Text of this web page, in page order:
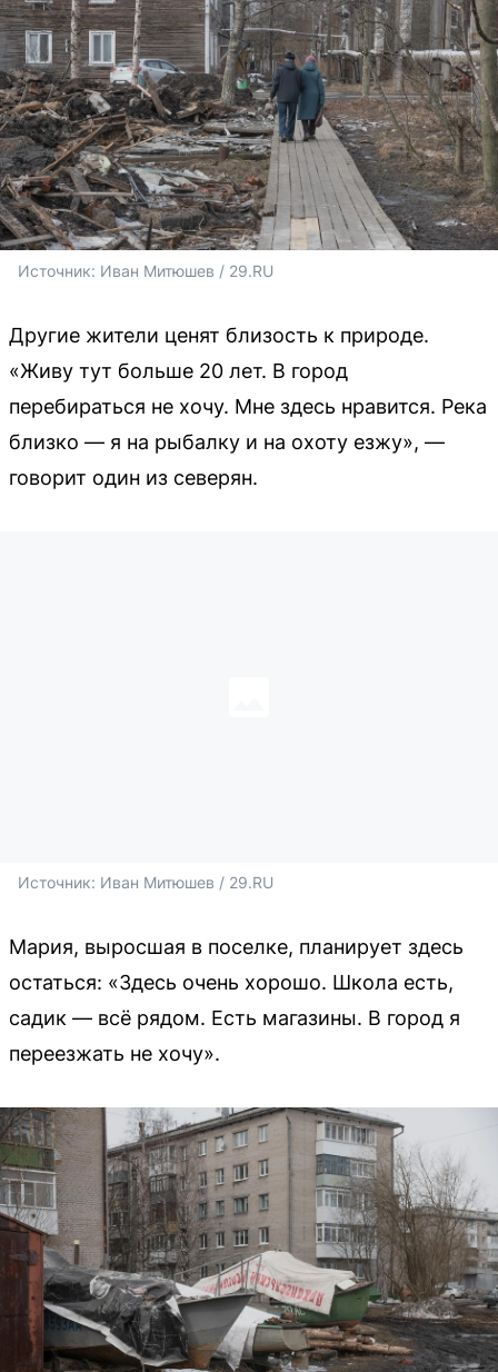
Источник: Иван Митюшев / 29.RU
Другие жители ценят близость к природе.
«Живу тут больше 20 лет. В город
перебираться не хочу. Мне здесь нравится. Река
близко — я на рыбалку и на охоту езжу», —
говорит один из северян.
Источник: Иван Митюшев / 29.RU
Мария, выросшая в поселке, планирует здесь
остаться: «Здесь очень хорошо. Школа есть,
садик — всё рядом. Есть магазины. В город я
переезжать не хочу».